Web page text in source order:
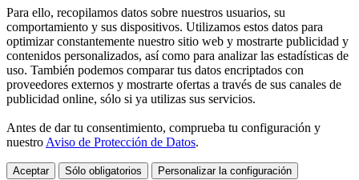
Para ello, recopilamos datos sobre nuestros usuarios, su
comportamiento y sus dispositivos. Utilizamos estos datos para
optimizar constantemente nuestro sitio web y mostrarte publicidad y
contenidos personalizados, así como para analizar las estadísticas de
uso. También podemos comparar tus datos encriptados con
proveedores externos y mostrarte ofertas a través de sus canales de
publicidad online, sólo si ya utilizas sus servicios.
Antes de dar tu consentimiento, comprueba tu configuración y
nuestroAviso de Protección de Datos.
Aceptar Sólo obligatorios Personalizar la configuración